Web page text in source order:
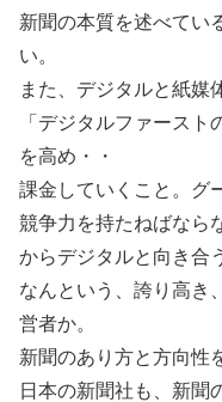
新聞の本質を述べてい
い。
また、デジタルと紙媒
「デジタルファース
を高め・・
課金していくこと。グ
競争力を持たねばなら
からデジタルと向き合
なんという、誇り高き
営者か。
新聞のあり方と方向性
日本の新聞社も、新聞